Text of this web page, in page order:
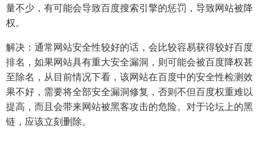
量不少，有可能会导致百度搜索引擎的惩罚，导致网站被降
权。
解决：通常网站安全性较好的话，会比较容易获得较好百度
排名，如果网站具有重大安全漏洞，则可能会被百度降权甚
至除名，从目前情况下看，该网站在百度中的安全性检测效
果不好，需要将全部安全漏洞修复，否则不但百度权重难以
提高，而且会带来网站被黑客攻击的危险。对于论坛上的黑
链，应该立刻删除。